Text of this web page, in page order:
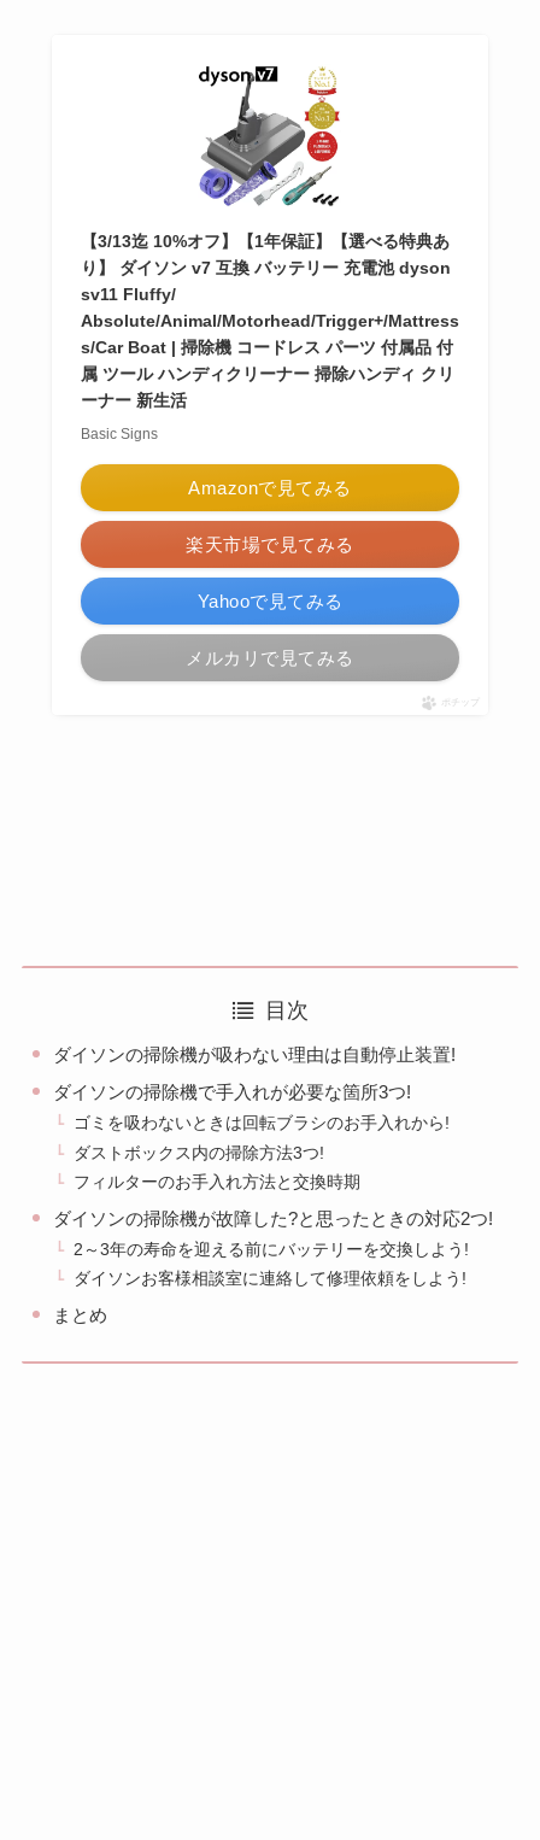
【3/13迄 10%オフ】【1年保証】【選べる特典あ
り】 ダイソン v7 互換 バッテリー 充電池 dyson
sv11 Fluffy/
Absolute/Animal/Motorhead/Trigger+/Mattress
s/Car Boat | 掃除機 コードレス パーツ 付属品 付
属 ツール ハンディクリーナー 掃除ハンディ クリ
ーナー 新生活
Basic Signs
Amazonで見てみる
楽天市場で見てみる
Yahooで見てみる
メルカリで見てみる
ポチップ
目次
ダイソンの掃除機が吸わない理由は自動停止装置!
ダイソンの掃除機で手入れが必要な箇所3つ!
ゴミを吸わないときは回転ブラシのお手入れから!
ダストボックス内の掃除方法3つ!
フィルターのお手入れ方法と交換時期
ダイソンの掃除機が故障した?と思ったときの対応2つ!
2～3年の寿命を迎える前にバッテリーを交換しよう!
ダイソンお客様相談室に連絡して修理依頼をしよう!
まとめ